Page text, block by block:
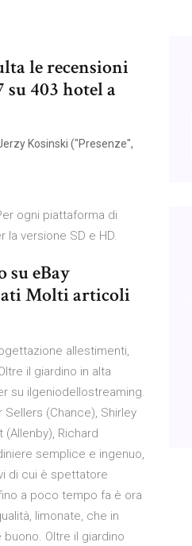
le recensioni
403 hotel a
Kosinski ("Presenze",
ogni piattaforma di
versione SD e HD.
eBay
Molti articoli
allestimenti,
il giardino in alta
su ilgeniodellostreaming.
Sellers (Chance), Shirley
(Allenby), Richard
semplice e ingenuo,
di cui è spettatore
a poco tempo fa è ora
limonate, che in
Oltre il giardino